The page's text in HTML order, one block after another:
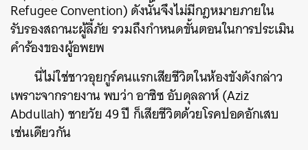
Refugee Convention) ดังนั้นจึงไม่มีกฎหมายภายใน
รับรองสถานะผู้ลี้ภัย รวมถึงกำหนดขั้นตอนในการประเมิน
คำร้องของผู้อพยพ
นี่ไม่ใช่ชาวอุยกูร์คนแรกเสียชีวิตในห้องขังดังกล่าว
เพราะจากรายงาน พบว่า อาซิซ อับดุลลาห์ (Aziz
Abdullah) ชายวัย 49 ปี ก็เสียชีวิตด้วยโรคปอดอักเสบ
เช่นเดียวกัน